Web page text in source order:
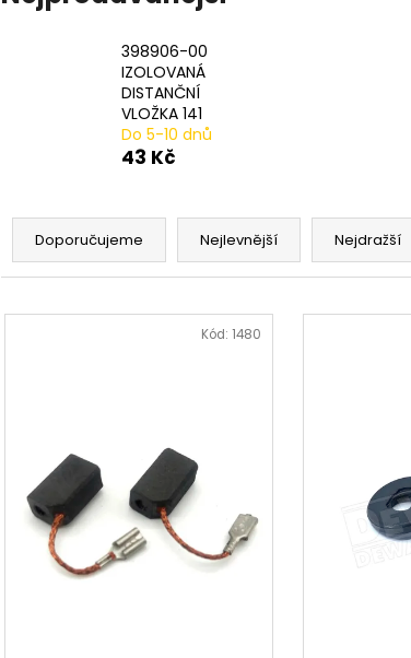
398906-00
IZOLOVANÁ
DISTANČNÍ
VLOŽKA 141
Do 5-10 dnů
43 Kč
Ř
z
Doporučujeme Nejlevnější Nejdražší
V
Kód:1480
20# N233943 STLAČENÍ PRUŽINY 2 PER